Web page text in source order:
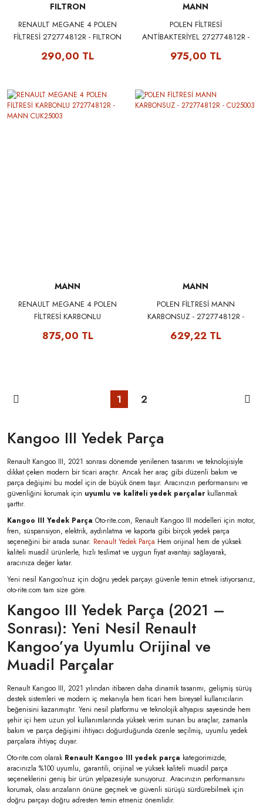
FILTRON
RENAULT MEGANE 4 POLEN
FİLTRESİ 272774812R - FILTRON
290,00 TL
MANN
POLEN FİLTRESİ
ANTİBAKTERİYEL 272774812R -
975,00 TL
MANN
RENAULT MEGANE 4 POLEN
FİLTRESİ KARBONLU
CUK25003
875,00 TL
MANN
POLEN FİLTRESİ MANN
KARBONSUZ - 272774812R -
629,22 TL
1 2
Kangoo III Yedek Parça
Renault Kangoo III, 2021 sonrası dönemde yenilenen tasarımı ve teknolojisiyle
dikkat çeken modern bir ticari araçtır. Ancak her araç gibi düzenli bakım ve
parça değişimi bu model için de büyük önem taşır. Aracınızın performansını ve
güvenliğini korumak için uyumlu ve kaliteli yedek parçalar kullanmak
şarttır.
Kangoo III Yedek Parça Oto-rite.com, Renault Kangoo III modelleri için motor,
fren, süspansiyon, elektrik, aydınlatma ve kaporta gibi birçok yedek parça
seçeneğini bir arada sunar. Renault Yedek Parça Hem orijinal hem de yüksek
kaliteli muadil ürünlerle, hızlı teslimat ve uygun fiyat avantajı sağlayarak,
aracınıza değer katar.
Yeni nesil Kangoo’nuz için doğru yedek parçayı güvenle temin etmek istiyorsanız,
oto-rite.com tam size göre.
Kangoo III Yedek Parça (2021 –
Sonrası): Yeni Nesil Renault
Kangoo’ya Uyumlu Orijinal ve
Muadil Parçalar
Renault Kangoo III, 2021 yılından itibaren daha dinamik tasarımı, gelişmiş sürüş
destek sistemleri ve modern iç mekanıyla hem ticari hem bireysel kullanıcıların
beğenisini kazanmıştır. Yeni nesil platformu ve teknolojik altyapısı sayesinde hem
şehir içi hem uzun yol kullanımlarında yüksek verim sunan bu araçlar, zamanla
bakım ve parça değişimi ihtiyacı doğurduğunda özenle seçilmiş, uyumlu yedek
parçalara ihtiyaç duyar.
Oto-rite.com olarak Renault Kangoo III yedek parça kategorimizde,
aracınızla %100 uyumlu, garantili, orijinal ve yüksek kaliteli muadil parça
seçeneklerini geniş bir ürün yelpazesiyle sunuyoruz. Aracınızın performansını
korumak, olası arızaların önüne geçmek ve güvenli sürüşü sürdürebilmek için
doğru parçayı doğru adresten temin etmeniz önemlidir.